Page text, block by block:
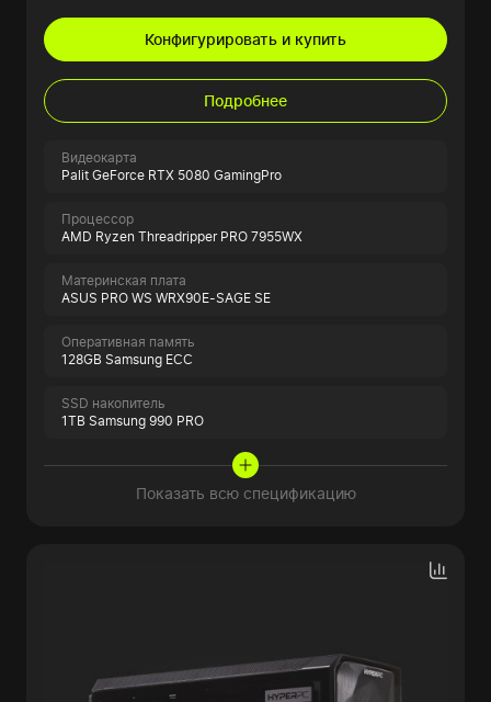
Конфигурировать и купить
Подробнее
Видеокарта
Palit GeForce RTX 5080 GamingPro
Процессор
AMD Ryzen Threadripper PRO 7955WX
Материнская плата
ASUS PRO WS WRX90E-SAGE SE
Оперативная память
128GB Samsung ECC
SSD накопитель
1TB Samsung 990 PRO
Показать всю спецификацию